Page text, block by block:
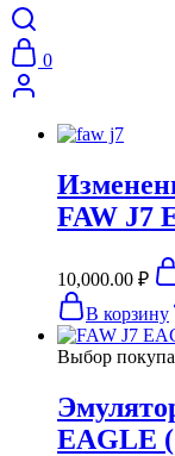
0
FAW J7
10,000.00 ₽
В корзину
Выбор
EAGLE